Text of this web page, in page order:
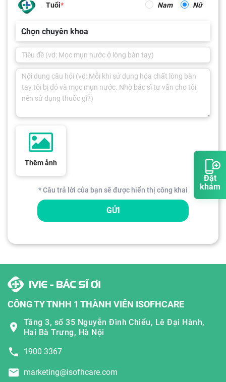
Đặt
khám
Tuổi Nam Nữ
Chọn chuyên khoa
Thêm ảnh
* Câu trả lời của bạn sẽ được hiển thị công khai
GỬI
CÔNG TY TNHH 1 THÀNH VIÊN ISOFHCARE
Tầng 3, số 35 Nguyễn Đình Chiểu, Lê Đại Hành,
Hai Bà Trưng, Hà Nội
1900 3367
marketing@isofhcare.com